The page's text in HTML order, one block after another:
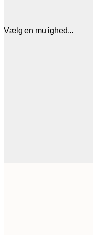
Vælg en mulighed...